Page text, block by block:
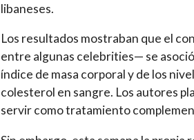
libaneses.
Los resultados mostraban que el
entre algunas celebrities— se
índice de masa corporal y de los
colesterol en sangre. Los autores
servir como tratamiento